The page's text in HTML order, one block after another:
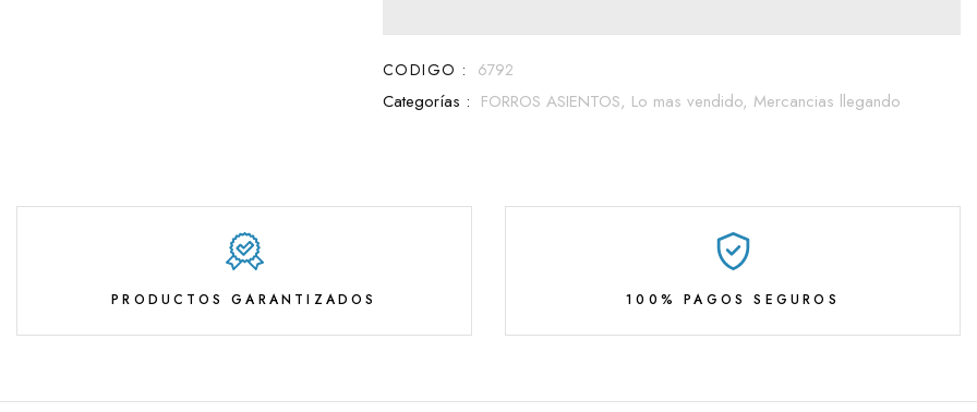
CODIGO : 6792
Categorías : FORROS ASIENTOS, Lo mas vendido, Mercancias llegando
PRODUCTOS GARANTIZADOS 100% PAGOS SEGUROS